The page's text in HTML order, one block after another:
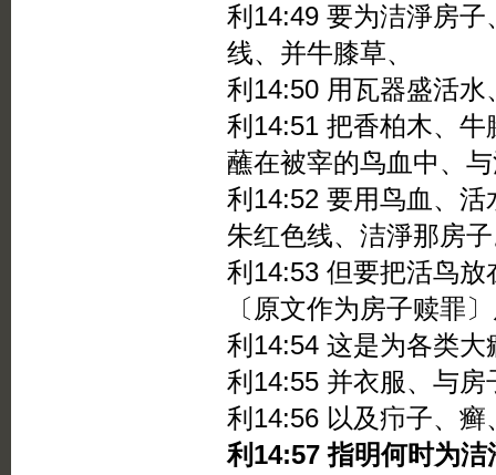
利14:49 要为洁淨房
线、并牛膝草、
利14:50 用瓦器盛活
利14:51 把香柏木、
蘸在被宰的鸟血中、
利14:52 要用鸟血、
朱红色线、洁淨那房
利14:53 但要把活鸟
〔原文作为房子赎罪
利14:54 这是为各类
利14:55 并衣服、与房
利14:56 以及疖子、
利14:57 指明何时为